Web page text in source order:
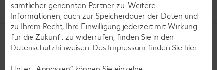
Raffiniert
Vegan
Entdecke die ganze Rezept-Vielfalt
sämtlicher genannten Partner zu. Weitere
Informationen, auch zur Speicherdauer der Daten und
zu Ihrem Recht, Ihre Einwilligung jederzeit mit Wirkung
für die Zukunft zu widerrufen, finden Sie in den
Datenschutzhinweisen . Das Impressum finden Sie hier.